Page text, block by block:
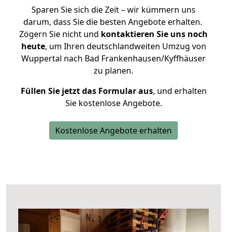
Sparen Sie sich die Zeit – wir kümmern uns
darum, dass Sie die besten Angebote erhalten.
Zögern Sie nicht und kontaktieren Sie uns noch
heute, um Ihren deutschlandweiten Umzug von
Wuppertal nach Bad Frankenhausen/Kyffhäuser
zu planen.
Füllen Sie jetzt das Formular aus, und erhalten
Sie kostenlose Angebote.
Kostenlose Angebote erhalten